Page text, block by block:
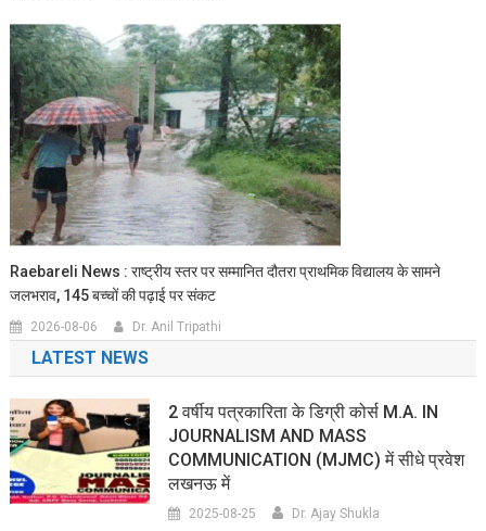
Raebareli News : राष्ट्रीय स्तर पर सम्मानित दौतरा प्राथमिक विद्यालय के सामने
जलभराव, 145 बच्चों की पढ़ाई पर संकट
2026-08-06 Dr. Anil Tripathi
LATEST NEWS
2 वर्षीय पत्रकारिता के डिग्री कोर्स M.A. IN
JOURNALISM AND MASS
COMMUNICATION (MJMC) में सीधे प्रवेश
लखनऊ में
2025-08-25 Dr. Ajay Shukla